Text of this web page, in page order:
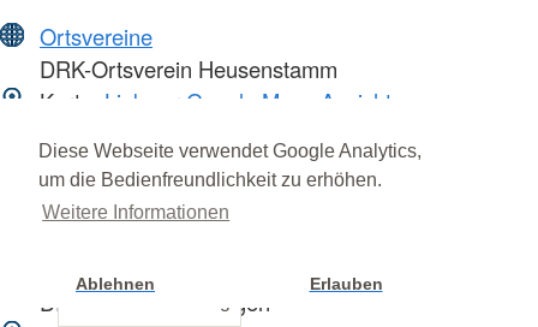
Diese Webseite verwendet Google Analytics,
um die Bedienfreundlichkeit zu erhöhen.
Weitere Informationen
Ablehnen Erlauben
Ortsvereine
DRK-Ortsverein Heusenstamm
Karte: Link zur Google Maps Ansicht
Ortsvereine
DRK-Ortsverein Klein-Krotzenburg
Karte:Link zur Google Maps Ansicht
Ortsvereine
DRK-Ortsverein Langen